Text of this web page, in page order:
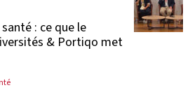
: ce que le
& Portiqo met